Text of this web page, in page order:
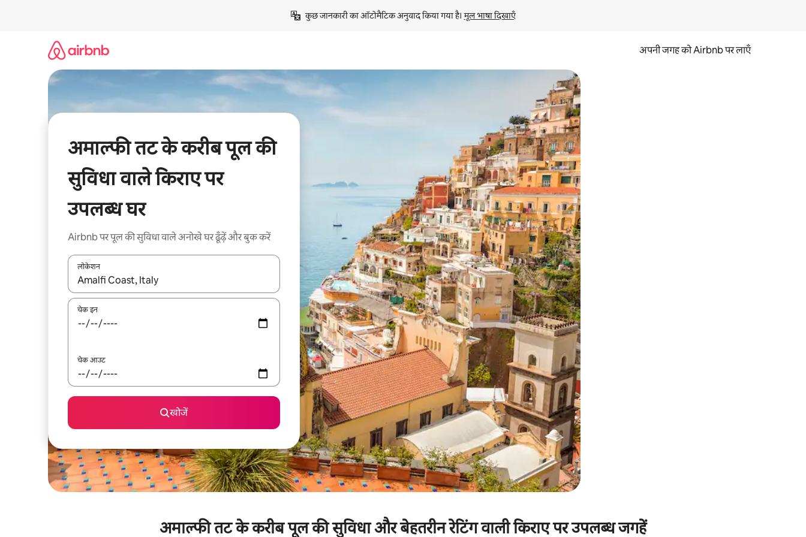
कुछ जानकारी का ऑटोमैटिक अनुवाद किया गया है। मूल भाषा दिखाएँ
अपनी जगह को Airbnb पर लाएँ
अमाल्फी तट के करीब पूल की
सुविधा वाले किराए पर
उपलब्ध घर
Airbnb पर पूल की सुविधा वाले अनोखे घर ढूँढ़ें और बुक करें
लोकेशन
नतीजों के उपलब्ध होने पर, अप और डाउन 'ऐरो की' का इस्तेमाल करके नेविगेट करें या टच या फिर स्वाइप जेस्चर का इस्तेमाल करके एक्सप्लोर करें।
चेक इन
चेक आउट
खोजें
अमाल्फी तट के करीब पूल की सुविधा और बेहतरीन रेटिंग वाली किराए पर उपलब्ध जगहें